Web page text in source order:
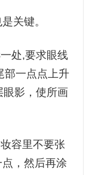
关键。
处,要求眼线
部一点点上升
影，使所画
容里不要张
，然后再涂